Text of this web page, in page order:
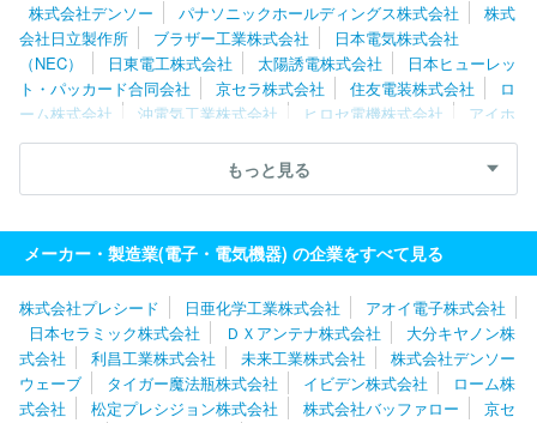
株式会社デンソー
パナソニックホールディングス株式会社
株式
会社日立製作所
ブラザー工業株式会社
日本電気株式会社
（NEC）
日東電工株式会社 太陽誘電株式会社
日本ヒューレッ
ト・パッカード合同会社
京セラ株式会社 住友電装株式会社
ロ
ーム株式会社
沖電気工業株式会社 ヒロセ電機株式会社
アイホ
ン株式会社
シャープ株式会社
富士フイルムビジネスイノベーシ
株式会社レゾナック 浜松ホトニクス株式会社
想科学工業株式会社
ッテリー株式会社
株式会社デンソーウェーブ
株式会社バッファ
ロー
京セラドキュメントソリューションズ株式会社
もっと見る
メーカー・製造業(電子・電気機器) の企業をすべて見る
株式会社プレシード 日亜化学工業株式会社
アオイ電子株式会社
日本セラミック株式会社
ＤＸアンテナ株式会社
大分キヤノン株
式会社
利昌工業株式会社 未来工業株式会社
株式会社デンソー
ウェーブ
タイガー魔法瓶株式会社 イビデン株式会社
ローム株
式会社
松定プレシジョン株式会社 株式会社バッファロー
京セ